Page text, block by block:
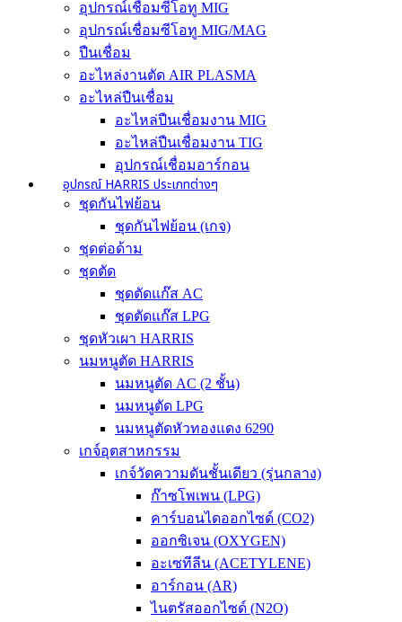
อุปกรณ์เชื่อมซีโอทู MIG
อุปกรณ์เชื่อมซีโอทู MIG/MAG
ปืนเชื่อม
อะไหล่งานตัด AIR PLASMA
อะไหล่ปืนเชื่อม
อะไหล่ปืนเชื่อมงาน MIG
อะไหล่ปืนเชื่อมงาน TIG
อุปกรณ์เชื่อมอาร์กอน
อุปกรณ์ HARRIS ประเภทต่างๆ
ชุดกันไฟย้อน
ชุดกันไฟย้อน (เกจ)
ชุดต่อด้าม
ชุดตัด
ชุดตัดแก๊ส AC
ชุดตัดแก๊ส LPG
ชุดหัวเผา HARRIS
นมหนูตัด HARRIS
นมหนูตัด AC (2 ชั้น)
นมหนูตัด LPG
นมหนูตัดหัวทองแดง 6290
เกจ์อุตสาหกรรม
เกจ์วัดความดันชั้นเดียว (รุ่นกลาง)
ก๊าซโพเพน (LPG)
คาร์บอนไดออกไซด์ (CO2)
ออกซิเจน (OXYGEN)
อะเซทีลีน (ACETYLENE)
อาร์กอน (AR)
ไนตรัสออกไซด์ (N2O)